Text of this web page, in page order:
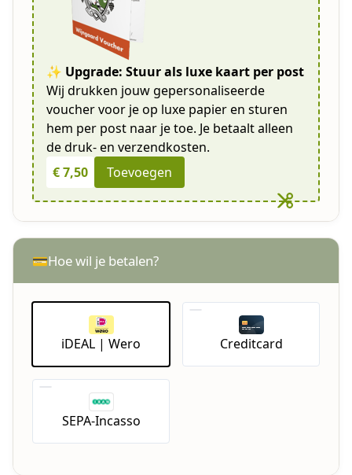
✨ Upgrade: Stuur als luxe kaart per post
Wij drukken jouw gepersonaliseerde
voucher voor je op luxe papier en sturen
hem per post naar je toe. Je betaalt alleen
de druk- en verzendkosten.
€ 7,50
Toevoegen
💳Hoe wil je betalen?
iDEAL | Wero Creditcard
SEPA-Incasso